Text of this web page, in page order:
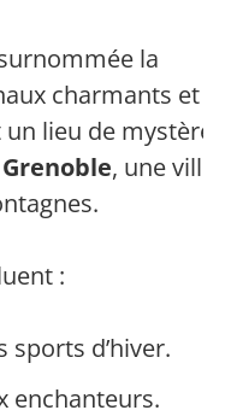
la
charmants et
lieu de mystère.
Grenoble, une ville
:
sports d’hiver.
enchanteurs.